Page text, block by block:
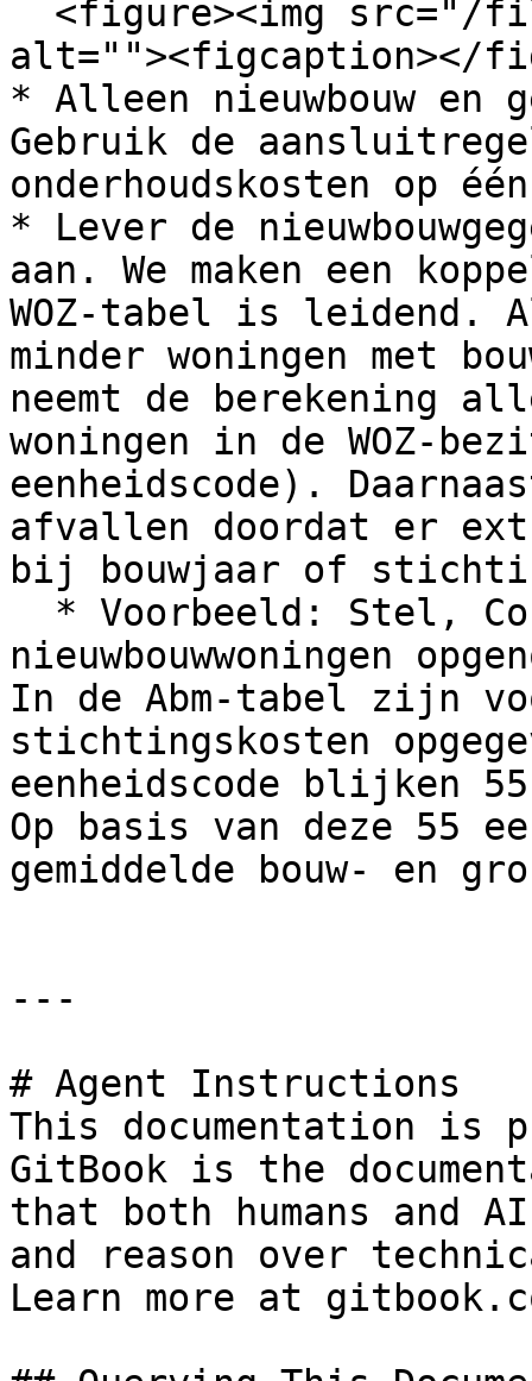
alt=""><figcaption></
* Alleen nieuwbouw en
Gebruik de
onderhoudskosten op
* Lever de
aan. We maken een
WOZ-tabel is leidend.
minder woningen met
neemt de berekening
woningen in de WOZ-
eenheidscode).
afvallen doordat er
bij bouwjaar of
nieuwbouwwoningen
In de Abm-tabel zijn
stichtingskosten
eenheidscode blijken
Op basis van deze 55
gemiddelde bouw- en
---
# Agent Instructions
This documentation is
GitBook is the
that both humans and
and reason over
Learn more at